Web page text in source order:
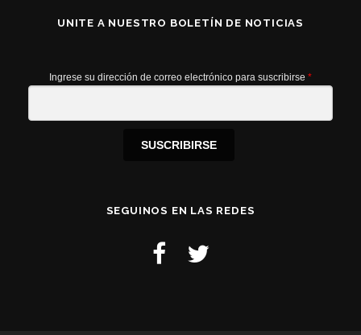
UNITE A NUESTRO BOLETÍN DE NOTICIAS
Ingrese su dirección de correo electrónico para suscribirse *
SUSCRIBIRSE
SEGUINOS EN LAS REDES